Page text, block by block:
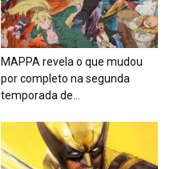
MAPPA revela o que mudou
por completo na segunda
temporada de...